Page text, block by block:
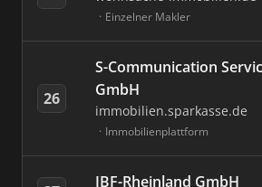
Einzelner Makler
26
S-Communication
GmbH
immobilien.sparkasse.de
Immobilienplattform
IBF-Rheinland GmbH